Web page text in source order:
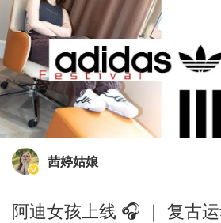
茜婷姑娘
阿迪女孩上线 🎧 ｜ 复古